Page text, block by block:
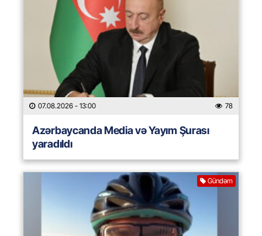
07.08.2026 - 13:00 78
Azərbaycanda Media və Yayım Şurası
yaradıldı
Gündəm